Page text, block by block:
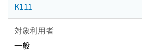
K111
対象利用者
一般